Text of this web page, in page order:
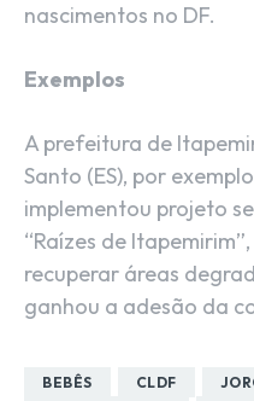
nascimentos no DF.
Exemplos
A prefeitura de
Santo (ES), por
implementou projeto
“Raízes de
recuperar áreas
ganhou a adesão da
BEBÊS CLDF